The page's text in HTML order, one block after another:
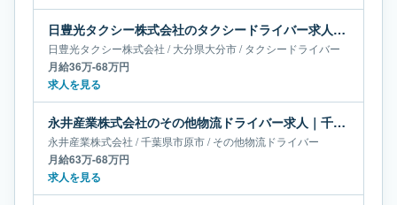
日豊光タクシー株式会社のタクシードライバー求人｜大分県大分市｜月給36万-68万円
日豊光タクシー株式会社 /大分県大分市/タクシードライバー
月給36万-68万円
求人を見る
永井産業株式会社のその他物流ドライバー求人｜千葉県市原市｜月給63万-68万円
永井産業株式会社 /千葉県市原市/その他物流ドライバー
月給63万-68万円
求人を見る